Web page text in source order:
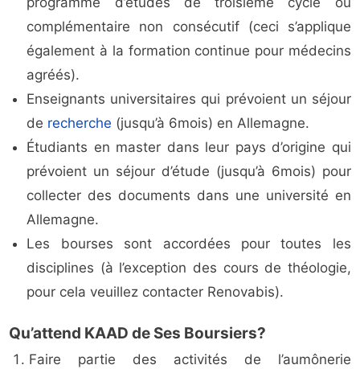
complémentaire non consécutif (ceci s’applique
également à la formation continue pour médecins
agréés).
Enseignants universitaires qui prévoient un séjour
de recherche (jusqu’à 6mois) en Allemagne.
Étudiants en master dans leur pays d’origine qui
prévoient un séjour d’étude (jusqu’à 6mois) pour
collecter des documents dans une université en
Allemagne.
Les bourses sont accordées pour toutes les
disciplines (à l’exception des cours de théologie,
pour cela veuillez contacter Renovabis).
Qu’attend KAAD de Ses Boursiers?
Faire partie des activités de l’aumônerie